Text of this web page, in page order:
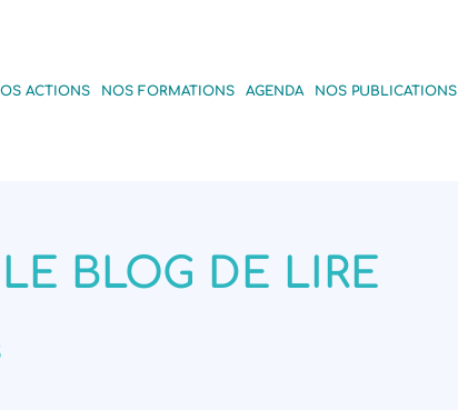
ACTIONS NOS FORMATIONS AGENDA NOS PUBLICATIONS
LE BLOG DE LIRE